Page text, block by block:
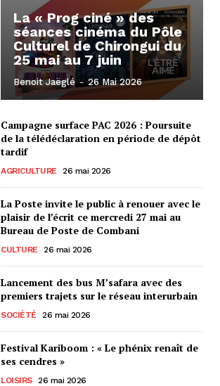
La « Prog ciné » des
séances cinéma du Pôle
Culturel de Chirongui du
25 mai au 7 juin
Benoit Jaëglé - 26 Mai 2026
Campagne surface PAC 2026 : Poursuite
de la télédéclaration en période de dépôt
tardif
AGRICULTURE 26 mai 2026
La Poste invite le public à renouer avec le
plaisir de l’écrit ce mercredi 27 mai au
Bureau de Poste de Combani
CULTURE 26 mai 2026
Lancement des bus M’safara avec des
premiers trajets sur le réseau interurbain
SOCIÉTÉ 26 mai 2026
Festival Kariboom : « Le phénix renaît de
ses cendres »
LOISIRS 26 mai 2026